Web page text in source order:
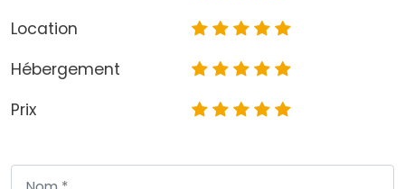
Location
Hébergement
Prix